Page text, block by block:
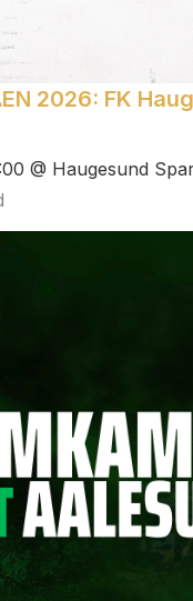
2026: FK
@ Haugesund